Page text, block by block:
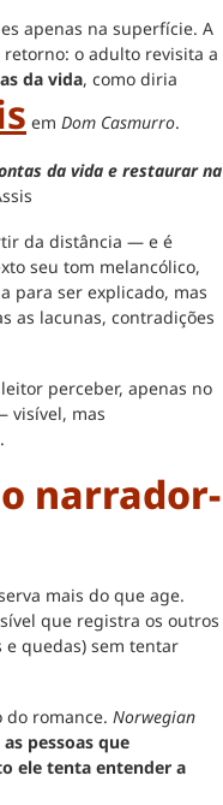
apenas na superfície. A
o adulto revisita a
da vida, como diria
em Dom Casmurro.
da vida e restaurar na
da distância — e é
seu tom melancólico,
para ser explicado, mas
as lacunas, contradições
perceber, apenas no
visível, mas
narrador-
mais do que age.
que registra os outros
quedas) sem tentar
do romance. Norwegian
as pessoas que
ele tenta entender a